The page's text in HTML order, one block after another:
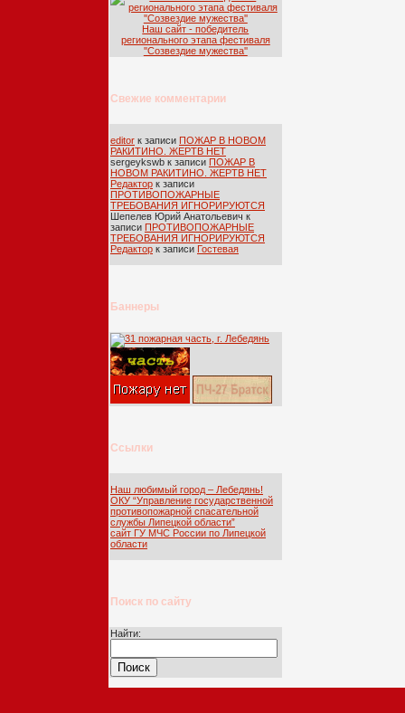
Наш сайт - победитель
регионального этапа фестиваля
''Созвездие мужества''
Свежие комментарии
editor к записи ПОЖАР В НОВОМ
РАКИТИНО. ЖЕРТВ НЕТ
sergeykswb к записи ПОЖАР В
НОВОМ РАКИТИНО. ЖЕРТВ НЕТ
Редактор к записи
ПРОТИВОПОЖАРНЫЕ
ТРЕБОВАНИЯ ИГНОРИРУЮТСЯ
Шепелев Юрий Анатольевич к
записи ПРОТИВОПОЖАРНЫЕ
ТРЕБОВАНИЯ ИГНОРИРУЮТСЯ
Редактор к записи Гостевая
Баннеры
Ссылки
Наш любимый город – Лебедянь!
ОКУ “Управление государственной
противопожарной спасательной
службы Липецкой области”
сайт ГУ МЧС России по Липецкой
области
Поиск по сайту
Найти: